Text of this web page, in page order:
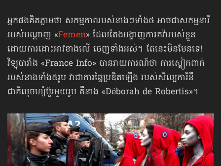
អ្នកផងគិតភ្លាមថា សកម្មភាពរបស់នាងៗទាំង៥ អាចជាសកម្មនារី
របស់បណ្ដាញ «Femen» ដែលតែងបង្ហាញការតវ៉ារបស់ខ្លួន
ដោយការដោះអាវខាងលើ ចេញទាំងអស់។ តែនេះមិនមែនទេ!
វិទ្យុបារាំង «France Info» បានរាយការណ៍ថា ការស្លៀកពាក់
របស់នាងទាំង៥រូប វាជាការឆ្នៃប្រឌិតឡើង របស់សិល្បការិនី
ជាតិលុចហ្សំប៊ួរមួយរូប គឺនាង «Déborah de Robertis»។